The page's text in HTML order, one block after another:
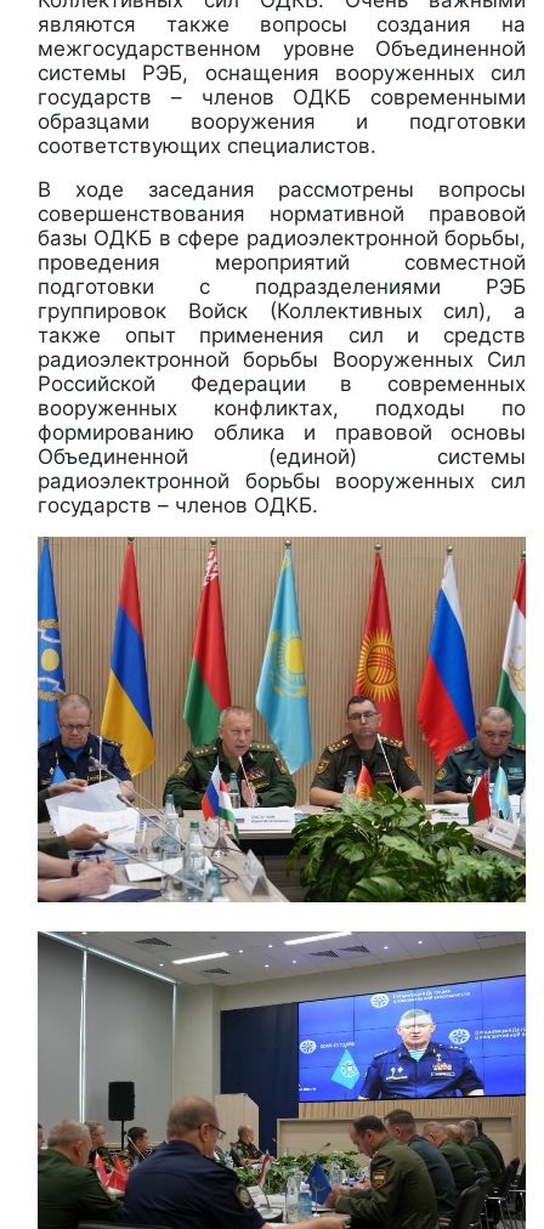
являются также вопросы создания на
межгосударственном уровне Объединенной
системы РЭБ, оснащения вооруженных сил
государств – членов ОДКБ современными
образцами вооружения и подготовки
соответствующих специалистов.
В ходе заседания рассмотрены вопросы
совершенствования нормативной правовой
базы ОДКБ в сфере радиоэлектронной борьбы,
проведения мероприятий совместной
подготовки с подразделениями РЭБ
группировок Войск (Коллективных сил), а
также опыт применения сил и средств
радиоэлектронной борьбы Вооруженных Сил
Российской Федерации в современных
вооруженных конфликтах, подходы по
формированию облика и правовой основы
Объединенной (единой) системы
радиоэлектронной борьбы вооруженных сил
государств – членов ОДКБ.